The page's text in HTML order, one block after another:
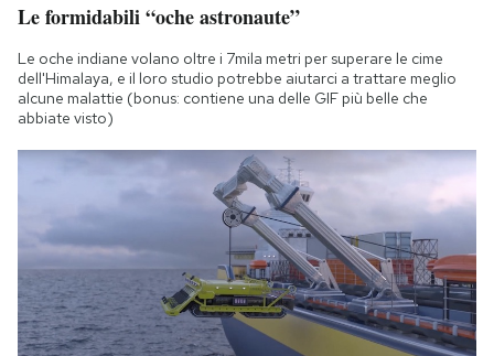
Le formidabili “oche astronaute”
Le oche indiane volano oltre i 7mila metri per superare le cime
dell'Himalaya, e il loro studio potrebbe aiutarci a trattare meglio
alcune malattie (bonus: contiene una delle GIF più belle che
abbiate visto)